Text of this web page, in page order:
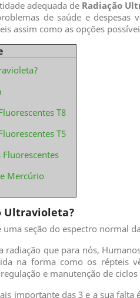
adequada de Radiação
de saúde e despesas
assim como as opções
T8
T5
Mercúrio
Ultravioleta?
uma seção do espectro normal
radiação que para nós,
na forma como os
e manutenção de
importante das 3 e a sua falta